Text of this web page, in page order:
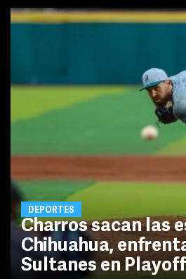
DEPORTES
Charros sacan las
Chihuahua,
Sultanes en